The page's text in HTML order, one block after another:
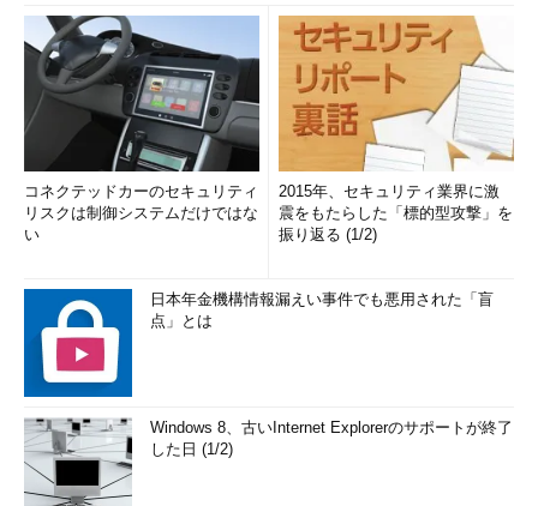
コネクテッドカーのセキュリティ
リスクは制御システムだけではな
い
2015年、セキュリティ業界に激
震をもたらした「標的型攻撃」を
振り返る (1/2)
日本年金機構情報漏えい事件でも悪用された「盲
点」とは
Windows 8、古いInternet Explorerのサポートが終了
した日 (1/2)